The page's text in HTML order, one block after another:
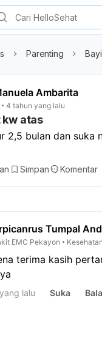
Parenting
Ambarita
4 tahun yang lalu
kw atas
2,5 bulan dan suka
Simpan Komentar
Tumpal
EMC Pekayon
terima kasih
lalu Suka